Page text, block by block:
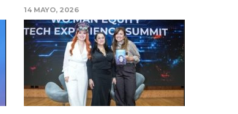
14 MAYO, 2026